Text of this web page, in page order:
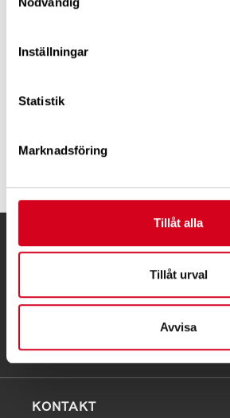
Inställningar
Statistik
Marknadsföring
Tillåt alla
Tillåt urval
Avvisa
YouTube-kanal så du kan titta i efterhand.
KONTAKT